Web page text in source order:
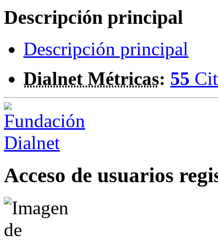
Descripción principal
Descripción principal
Dialnet Métricas: 55
Acceso de usuarios